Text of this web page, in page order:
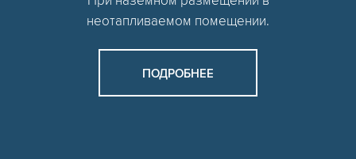
неотапливаемом помещении.
ПОДРОБНЕЕ